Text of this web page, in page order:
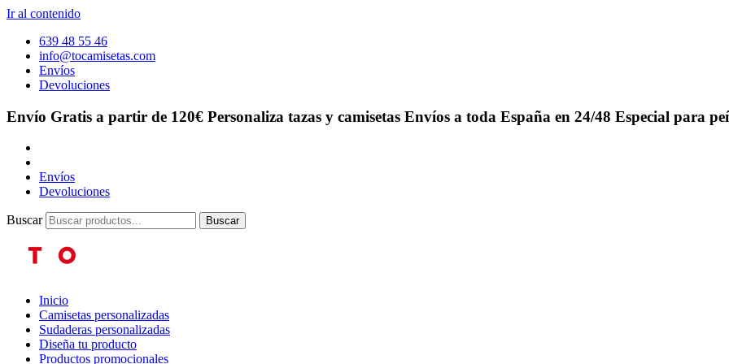
Ir al contenido
639 48 55 46
info@tocamisetas.com
Envíos
Devoluciones
Envío Gratis a partir de 120€ Personaliza tazas y camisetas Envíos a toda España en 24/48 Especial para
Envíos
Devoluciones
Buscar Buscar
Inicio
Camisetas personalizadas
Sudaderas personalizadas
Diseña tu producto
Productos promocionales